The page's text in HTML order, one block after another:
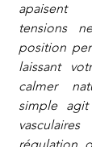
apaisent
tensions
position
laissant
calmer
simple